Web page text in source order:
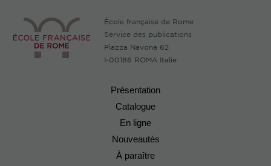
École française de Rome
Service des publications
Piazza Navona 62
I-00186 ROMA Italie
Présentation
Catalogue
En ligne
Nouveautés
À paraître